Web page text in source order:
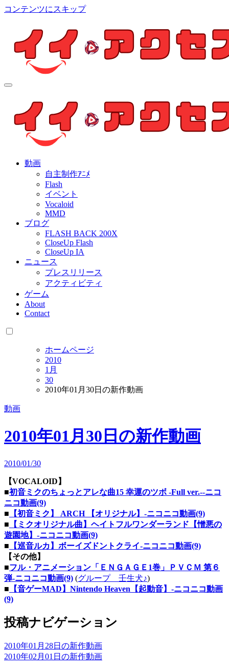
コンテンツにスキップ
個人制作アニメを中心とした動画紹介ブログ
動画
自主制作ｱﾆﾒ
Flash
イベント
Vocaloid
MMD
ブログ
FLASH BACK 200X
CloseUp Flash
CloseUp IA
ニュース
プレスリリース
アクティビティ
ゲーム
About
Contact
ホームページ
2010
1月
30
2010年01月30日の新作動画
動画
2010年01月30日の新作動画
2010/01/30
【VOCALOID】
■初音ミクのちょっとアレな曲15 幸運のツボ -Full ver.-‐ニコ
ニコ動画(9)
■ 【初音ミク】 ARCH 【オリジナル】‐ニコニコ動画(9)
■ 【ミクオリジナル曲】ヘイトフルワンダーランド【憎悪の
遊園地】‐ニコニコ動画(9)
■ 【巡音ルカ】ボーイズドントクライ‐ニコニコ動画(9)
【その他】
■フル・アニメーション「ＥＮＧＡＧＥ1巻」ＰＶＣＭ 第６
弾‐ニコニコ動画(9) (グループ 壬生犬♪)
■ 【音ゲーMAD】Nintendo Heaven【起動音】‐ニコニコ動画
(9)
投稿ナビゲーション
2010年01月28日の新作動画
2010年02月01日の新作動画